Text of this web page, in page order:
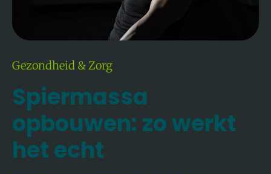
Gezondheid & Zorg
Spiermassa
opbouwen: zo werkt
het echt